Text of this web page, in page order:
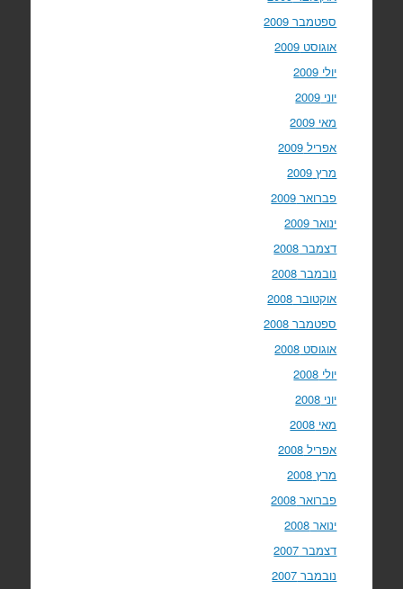
ספטמבר 2009
אוגוסט 2009
יולי 2009
יוני 2009
מאי 2009
אפריל 2009
מרץ 2009
פברואר 2009
ינואר 2009
דצמבר 2008
נובמבר 2008
אוקטובר 2008
ספטמבר 2008
אוגוסט 2008
יולי 2008
יוני 2008
מאי 2008
אפריל 2008
מרץ 2008
פברואר 2008
ינואר 2008
דצמבר 2007
נובמבר 2007